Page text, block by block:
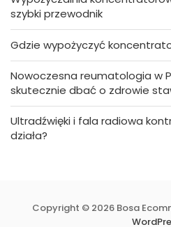
szybki przewodnik
Gdzie wypożyczyć
Nowoczesna reumatologia w
skutecznie dbać o zdrowie
Ultradźwięki i fala radiowa
działa?
Copyright © 2026 Bosa